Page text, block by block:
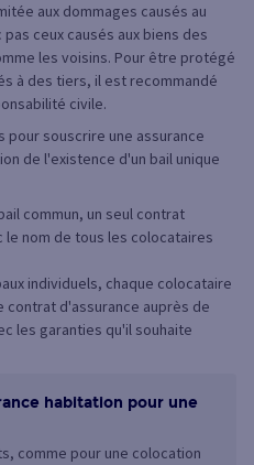
aux dommages causés au
ceux causés aux biens des
les voisins. Pour être protégé
à des tiers, il est recommandé
civile.
souscrire une assurance
de l'existence d'un bail unique
commun, un seul contrat
le nom de tous les colocataires
individuels, chaque colocataire
d'assurance auprès de
les garanties qu'il souhaite
habitation pour une
comme pour une colocation